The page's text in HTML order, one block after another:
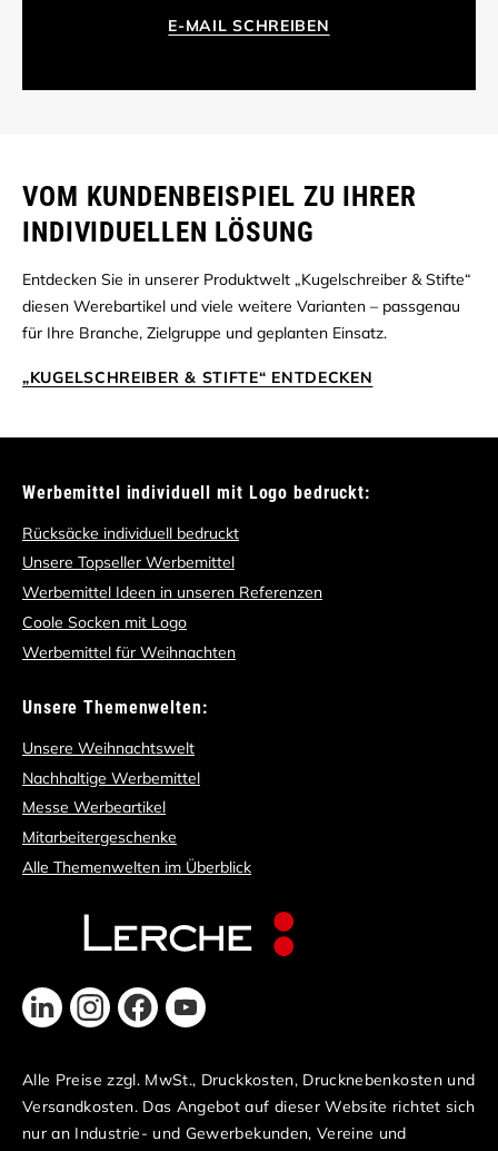
E-MAIL SCHREIBEN
VOM KUNDENBEISPIEL ZU IHRER
INDIVIDUELLEN LÖSUNG
Entdecken Sie in unserer Produktwelt „Kugelschreiber & Stifte“
diesen Werebartikel und viele weitere Varianten – passgenau
für Ihre Branche, Zielgruppe und geplanten Einsatz.
„KUGELSCHREIBER & STIFTE“ ENTDECKEN
Werbemittel individuell mit Logo bedruckt:
Rücksäcke individuell bedruckt
Unsere Topseller Werbemittel
Werbemittel Ideen in unseren Referenzen
Coole Socken mit Logo
Werbemittel für Weihnachten
Unsere Themenwelten:
Unsere Weihnachtswelt
Nachhaltige Werbemittel
Messe Werbeartikel
Mitarbeitergeschenke
Alle Themenwelten im Überblick
Alle Preise zzgl. MwSt., Druckkosten, Drucknebenkosten und
Versandkosten. Das Angebot auf dieser Website richtet sich
nur an Industrie- und Gewerbekunden, Vereine und